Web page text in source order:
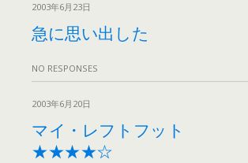
2003年6月23日
急に思い出した
NO RESPONSES
2003年6月20日
マイ・レフトフット
★★★★☆